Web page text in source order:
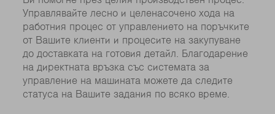
Управлявайте лесно и целенасочено хода на
работния процес от управлението на поръчките
от Вашите клиенти и процесите на закупуване
до доставката на готовия детайл. Благодарение
на директната връзка със системата за
управление на машината можете да следите
статуса на Вашите задания по всяко време.